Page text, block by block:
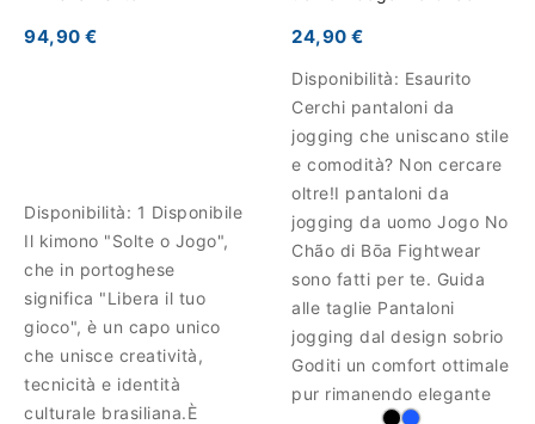
94,90 €
Disponibilità: 1 Disponibile
Il kimono "Solte o Jogo",
che in portoghese
significa "Libera il tuo
gioco", è un capo unico
che unisce creatività,
tecnicità e identità
culturale brasiliana.È
24,90 €
Disponibilità: Esaurito
Cerchi pantaloni da
jogging che uniscano stile
e comodità? Non cercare
oltre!I pantaloni da
jogging da uomo Jogo No
Chão di Bōa Fightwear
sono fatti per te. Guida
alle taglie Pantaloni
jogging dal design sobrio
Goditi un comfort ottimale
pur rimanendo elegante